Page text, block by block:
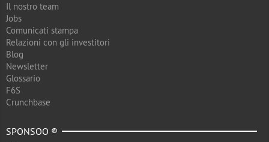
Il nostro team
Jobs
Comunicati stampa
Relazioni con gli investitori
Blog
Newsletter
Glossario
F6S
Crunchbase
SPONSOO ®